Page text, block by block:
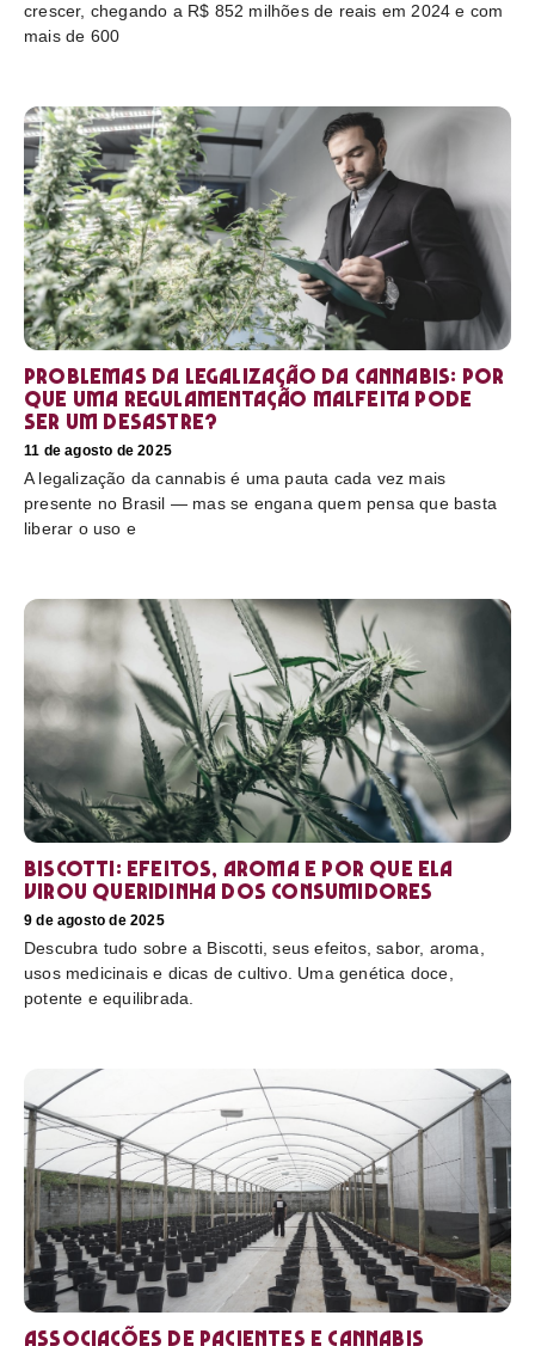
crescer, chegando a R$ 852 milhões de reais em 2024 e com
mais de 600
Problemas da legalização da cannabis: por
que uma regulamentação malfeita pode
ser um desastre?
11 de agosto de 2025
A legalização da cannabis é uma pauta cada vez mais
presente no Brasil — mas se engana quem pensa que basta
liberar o uso e
Biscotti: efeitos, aroma e por que ela
virou queridinha dos consumidores
9 de agosto de 2025
Descubra tudo sobre a Biscotti, seus efeitos, sabor, aroma,
usos medicinais e dicas de cultivo. Uma genética doce,
potente e equilibrada.
Associações de pacientes e cannabis